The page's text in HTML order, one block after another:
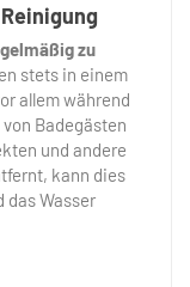
zu
stets in einem
allem während
Badegästen
und andere
kann dies
Wasser